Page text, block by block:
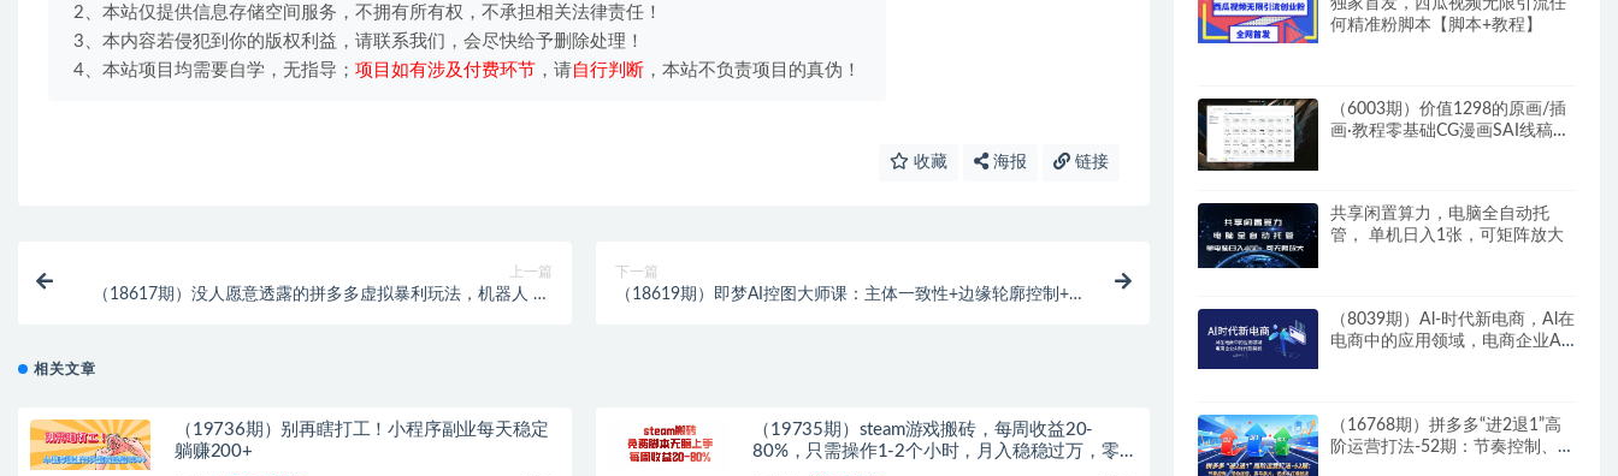
2、本站仅提供信息存储空间服务，不拥有所有权，不承担相关法律责任！
3、本内容若侵犯到你的版权利益，请联系我们，会尽快给予删除处理！
4、本站项目均需要自学，无指导； 项目如有涉及付费环节 ，请自行判断 ，本站不负责项目的真伪！
收藏 海报 链接
上一篇
（18617期）没人愿意透露的拼多多虚拟暴利玩法，机器人 24
下一篇
（18619期）即梦AI控图大师课：主体一致性+边缘轮廓控制+角
相关文章
（19736期）别再瞎打工！小程序副业每天稳定
躺赚200+
（19735期）steam游戏搬砖，每周收益20-
80%，只需操作1-2个小时，月入稳稳过万，零风
独家首发，西瓜视频无限引流任
何精准粉脚本【脚本+教程】
（6003期）价值1298的原画/插
画·教程零基础CG漫画SAI线稿笔
共享闲置算力，电脑全自动托
管， 单机日入1张，可矩阵放大
（8039期）Al-时代新电商，Al在
电商中的应用领域，电商企业AI
（16768期）拼多多“进2退1”高
阶运营打法-52期：节奏控制、活